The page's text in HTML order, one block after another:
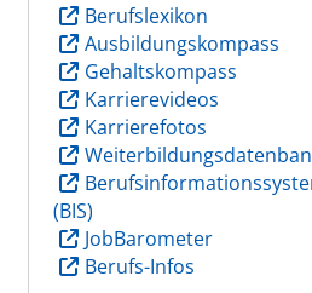
Berufslexikon
Ausbildungskompass
Gehaltskompass
Karrierevideos
Karrierefotos
(BIS)
JobBarometer
Berufs-Infos